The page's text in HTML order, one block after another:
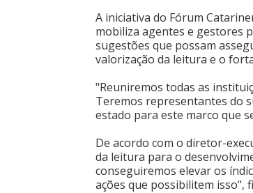
A iniciativa do Fórum
mobiliza agentes e gestores
sugestões que possam
valorização da leitura e o
"Reuniremos todas as
Teremos representantes do
estado para este marco que
De acordo com o diretor-
da leitura para o
conseguiremos elevar os
ações que possibilitem isso",